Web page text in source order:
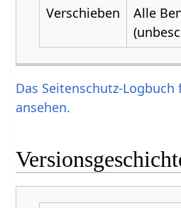
Verschieben
Alle
Das Seitenschutz-Logbuch
ansehen.